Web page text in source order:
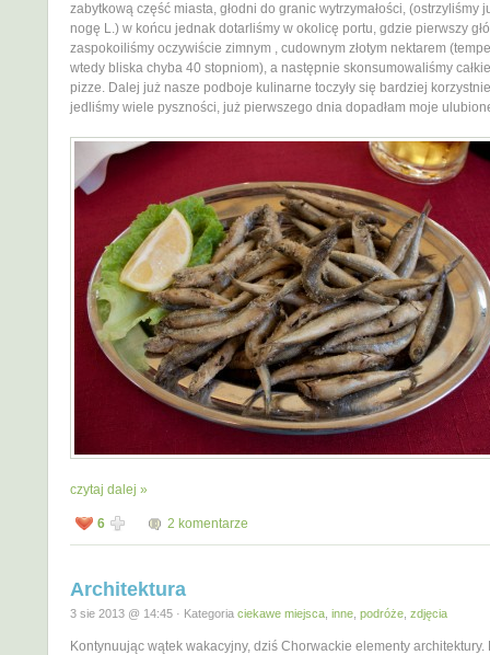
zabytkową część miasta, głodni do granic wytrzymałości, (ostrzyliśmy
nogę L.) w końcu jednak dotarliśmy w okolicę portu, gdzie pierwszy
zaspokoiliśmy oczywiście zimnym , cudownym złotym nektarem
wtedy bliska chyba 40 stopniom), a następnie skonsumowaliśmy
pizze. Dalej już nasze podboje kulinarne toczyły się bardziej
jedliśmy wiele pyszności, już pierwszego dnia dopadłam moje
czytaj dalej »
6 2 komentarze
Architektura
3 sie 2013 @ 14:45 · Kategoria ciekawe miejsca inne podróże zdjęcia
Kontynuując wątek wakacyjny, dziś Chorwackie elementy architektury.